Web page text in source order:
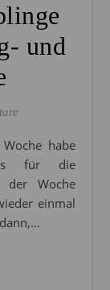
und
für die
der Woche
einmal